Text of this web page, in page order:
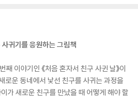
귀기를 응원하는 그림책
째 이야기인 《처음 혼자서 친구 사귄 날》이
로운 동네에서 낯선 친구를 사귀는 과정을
가 새로운 친구를 만났을 때 어떻게 해야 할